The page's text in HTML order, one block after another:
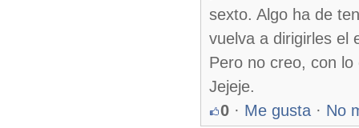
sexto. Algo ha de
vuelva a dirigirles el
Pero no creo, con
Jejeje.
0 · Me gusta · No